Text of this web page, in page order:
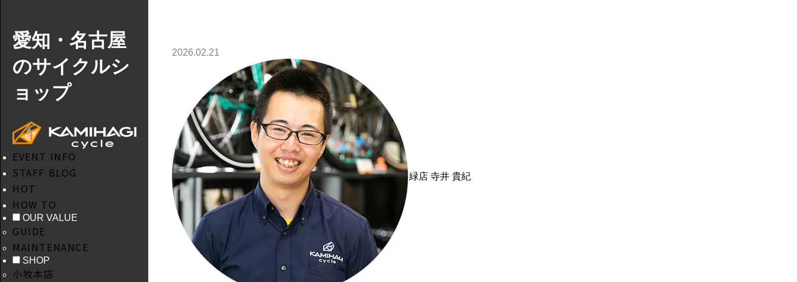
愛知・名古屋
のサイクルシ
ョップ
EVENT INFO
STAFF BLOG
HOT
HOW TO
OUR VALUE
GUIDE
MAINTENANCE
SHOP
小牧本店
2026.02.21
緑店 寺井 貴紀